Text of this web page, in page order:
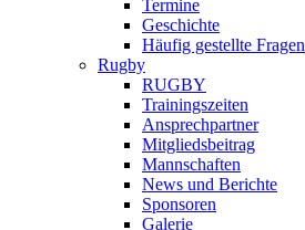
Termine
Geschichte
Häufig gestellte Fragen
Rugby
RUGBY
Trainingszeiten
Ansprechpartner
Mitgliedsbeitrag
Mannschaften
News und Berichte
Sponsoren
Galerie